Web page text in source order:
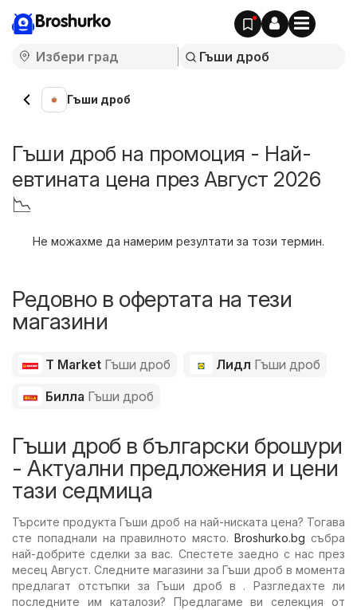
Broshurko
Гъши дроб
Гъши дроб на промоция - Най-
евтината цена през Август 2026
📉
Не можахме да намерим резултати за този термин.
Редовно в офертата на тези
магазини
T Market Гъши дроб Лидл Гъши дроб
Билла Гъши дроб
Гъши дроб в български брошури
- Актуални предложения и цени
тази седмица
Търсите продукта Гъши дроб на най-ниската цена? Тогава
сте попаднали на правилното място.Broshurko.bg събра
най-добрите сделки за вас. Спестете заедно с нас през
месец Август. Следните магазини за Гъши дроб в момента
предлагат отстъпки за Гъши дроб в . Разгледахте ли
последните им каталози? Предлагаме ви селекция от